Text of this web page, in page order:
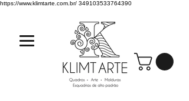
https://www.klimtarte.com.br/ 349103533764390